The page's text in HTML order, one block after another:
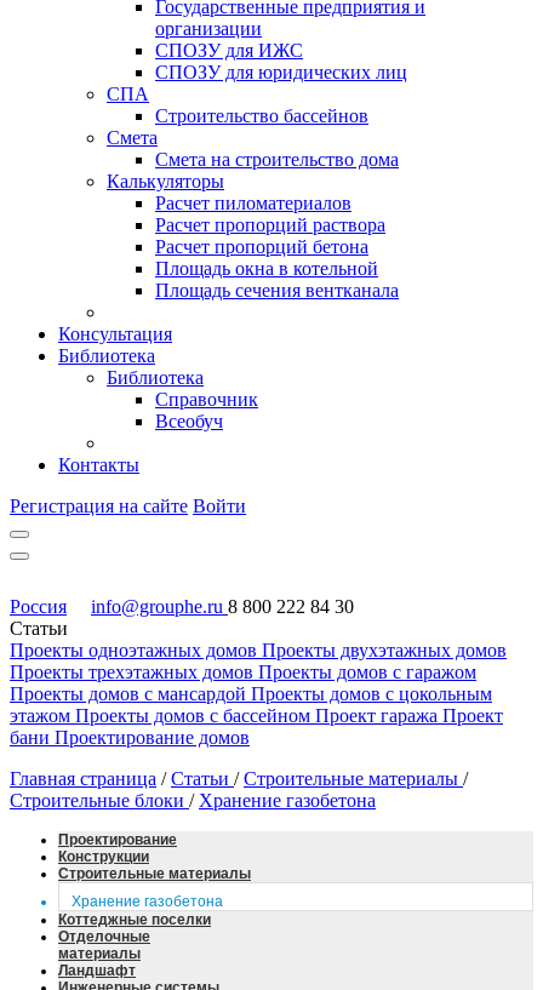
Государственные предприятия и
организации
СПОЗУ для ИЖС
СПОЗУ для юридических лиц
СПА
Строительство бассейнов
Смета
Смета на строительство дома
Калькуляторы
Расчет пиломатериалов
Расчет пропорций раствора
Расчет пропорций бетона
Площадь окна в котельной
Площадь сечения вентканала
Консультация
Библиотека
Библиотека
Справочник
Всеобуч
Контакты
Регистрация на сайте Войти
Россия info@grouphe.ru 8 800 222 84 30
Статьи
Проекты одноэтажных домов Проекты двухэтажных домов
Проекты трехэтажных домов Проекты домов с гаражом
Проекты домов с мансардой Проекты домов с цокольным
этажом Проекты домов с бассейном Проект гаража Проект
бани Проектирование домов
Главная страница / Статьи / Строительные материалы /
Строительные блоки / Хранение газобетона
Проектирование
Конструкции
Строительные материалы
Хранение газобетона
Коттеджные поселки
Отделочные
материалы
Ландшафт